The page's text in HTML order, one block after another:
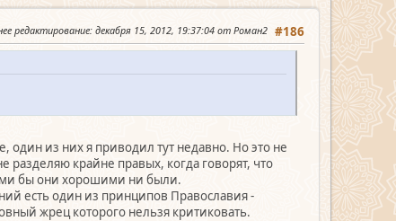
#186
редактирование: декабря 15, 2012, 19:37:04 от Роман2
один из них я приводил тут недавно. Но это не
разделяю крайне правых, когда говорят, что
бы они хорошими ни были.
есть один из принципов Православия -
жрец которого нельзя критиковать.